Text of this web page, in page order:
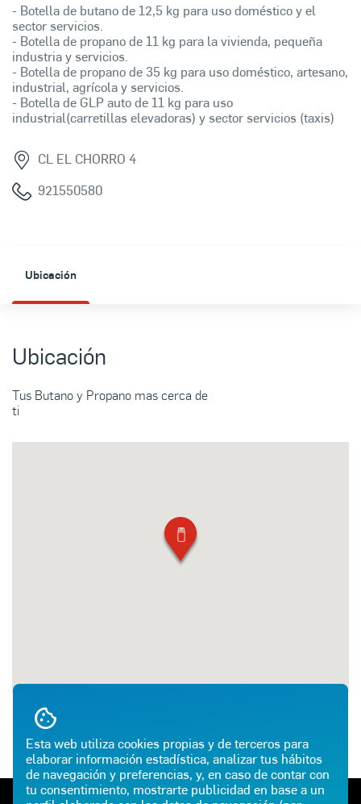
Esta web utiliza cookies propias y de terceros para
elaborar información estadística, analizar tus hábitos
de navegación y preferencias, y, en caso de contar con
tu consentimiento, mostrarte publicidad en base a un
- Botella de butano de 12,5 kg para uso doméstico y el
sector servicios.
- Botella de propano de 11 kg para la vivienda, pequeña
industria y servicios.
- Botella de propano de 35 kg para uso doméstico, artesano,
industrial, agrícola y servicios.
- Botella de GLP auto de 11 kg para uso
industrial(carretillas elevadoras) y sector servicios (taxis)
CL EL CHORRO 4
921550580
Ubicación
Ubicación
Tus Butano y Propano mas cerca de
ti